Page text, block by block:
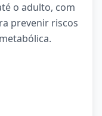
o adulto, com
prevenir riscos